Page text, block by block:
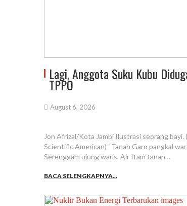
Lagi, Anggota Suku Kubu
TPPO
August 6, 2026
Jon Afrizal/Kota Jambi Ilustrasi seorang bayi.
Scientific American) “Tanah Garo pangkal
Serenggam ujung waris, Air Itam tanah…
BACA SELENGKAPNYA...